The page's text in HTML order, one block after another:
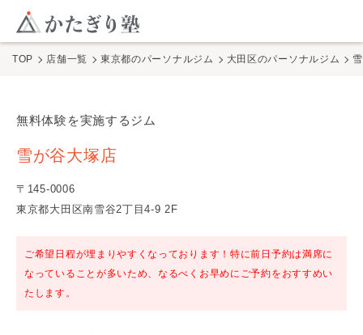
TOP 店舗一覧 東京都のパーソナルジム 大田区のパーソナルジム
無料体験を実施するジム
雪が谷大塚店の無料体験
雪が谷大塚店
〒 145-0006
東京都大田区南雪谷2丁目4-9 2F
ご希望日程が埋まりやすくなっております！特に前日予約は満席に
なっていることが多いため、なるべくお早めにご予約をおすすめい
たします。